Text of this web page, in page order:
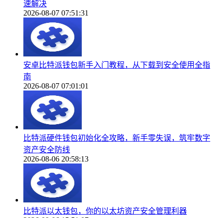
速解决
2026-08-07 07:51:31
安卓比特派钱包新手入门教程，从下载到安全使用全指
南
2026-08-07 07:01:01
比特派硬件钱包初始化全攻略，新手零失误，筑牢数字
资产安全防线
2026-08-06 20:58:13
比特派以太钱包，你的以太坊资产安全管理利器